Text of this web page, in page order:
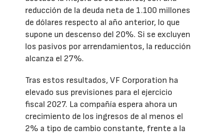
reducción de la deuda neta de 1.100 millones
de dólares respecto al año anterior, lo que
supone un descenso del 20%. Si se excluyen
los pasivos por arrendamientos, la reducción
alcanza el 27%.
Tras estos resultados, VF Corporation ha
elevado sus previsiones para el ejercicio
fiscal 2027. La compañía espera ahora un
crecimiento de los ingresos de al menos el
2% a tipo de cambio constante, frente a la